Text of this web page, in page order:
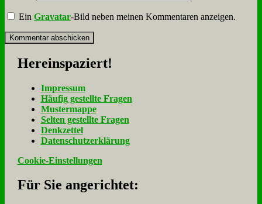
EinGravatar-Bild neben meinen Kommentaren anzeigen.
Her­ein­spa­ziert!
Im­pres­sum
Häu­fig ge­stell­te Fra­gen
Mu­ster­map­pe
Sel­ten ge­stell­te Fra­gen
Denk­zet­tel
Da­ten­schutz­er­klä­rung
Cookie-Einstellungen
Für Sie an­ge­rich­tet: